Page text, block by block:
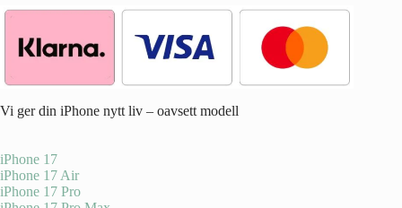
Vi ger din iPhone nytt liv – oavsett modell
iPhone 17
iPhone 17 Air
iPhone 17 Pro